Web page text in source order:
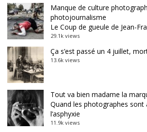
Manque de culture
photojournalisme
Le Coup de gueule de Jean-
29.1k views
Ça s’est passé un 4 juillet,
13.6k views
Tout va bien madame la
Quand les photographes sont
l’asphyxie
11.9k views